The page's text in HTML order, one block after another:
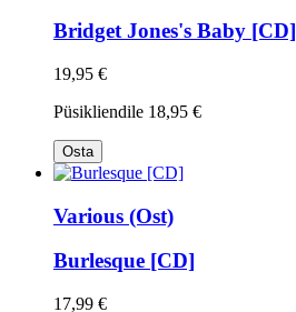
Bridget Jones's Baby [CD]
19,95 €
Püsikliendile 18,95 €
Osta
Various (Ost)
Burlesque [CD]
17,99 €